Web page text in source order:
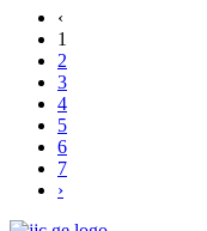
‹
1
2
3
4
5
6
7
›